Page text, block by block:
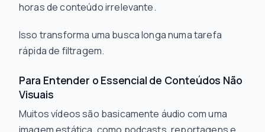
horas de conteúdo irrelevante.
Isso transforma uma busca longa numa tarefa
rápida de filtragem.
Para Entender o Essencial de Conteúdos Não
Visuais
Muitos vídeos são basicamente áudio com uma